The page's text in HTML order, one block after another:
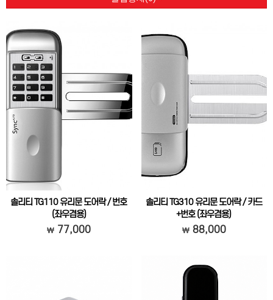
솔리티 TG110 유리문 도어락 / 번호
(좌우겸용)
강화유리문 보조키
77,000
솔리티 TG310 유리문 도어락 / 카드
+번호 (좌우겸용)
강화유리문 보조키
88,000